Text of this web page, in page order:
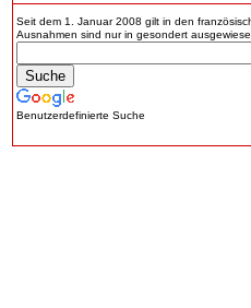
Seit dem 1. Januar 2008 gilt in den
Ausnahmen sind nur in gesondert
Benutzerdefinierte Suche